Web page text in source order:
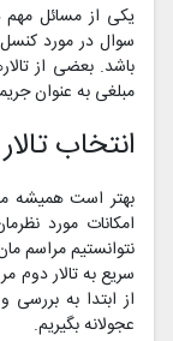
یکی از مسائل مهم
سوال در مورد
باشد. بعضی از
مبلغی به عنوان
انتخاب
بهتر است همیشه
امکانات مورد
نتوانستیم مراسم
سریع به تالار دوم
از ابتدا به
عجولانه بگیریم.